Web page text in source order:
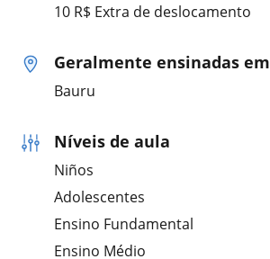
10 R$ Extra de deslocamento
Geralmente ensinadas em
Bauru
Níveis de aula
Niños
Adolescentes
Ensino Fundamental
Ensino Médio